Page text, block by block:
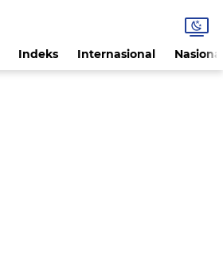
Indeks Internasional